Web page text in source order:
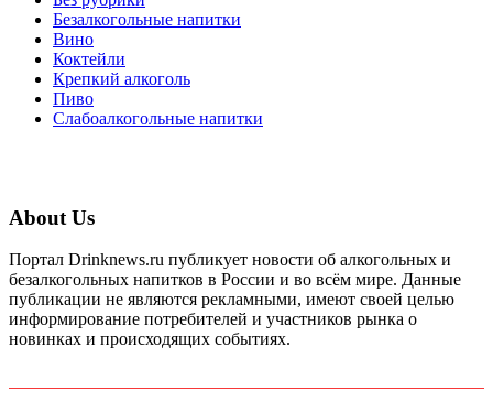
Безалкогольные напитки
Вино
Коктейли
Крепкий алкоголь
Пиво
Слабоалкогольные напитки
About Us
Портал Drinknews.ru публикует новости об алкогольных и
безалкогольных напитков в России и во всём мире. Данные
публикации не являются рекламными, имеют своей целью
информирование потребителей и участников рынка о
новинках и происходящих событиях.